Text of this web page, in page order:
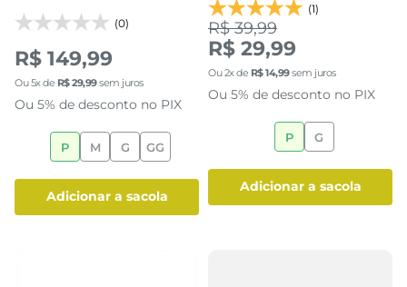
(0)
R$ 149,99
Ou5x de R$29,99sem juros
Ou 5% de desconto no PIX
P M G GG
adicionar a sacola
(1)
R$ 39,99
R$ 29,99
Ou2x de R$14,99sem juros
Ou 5% de desconto no PIX
P G
adicionar a sacola